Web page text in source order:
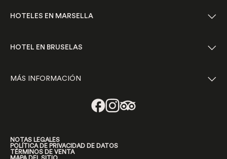
HOTELES EN MARSELLA
HOTEL EN BRUSELAS
MÁS INFORMACIÓN
NOTAS LEGALES
POLÍTICA DE PRIVACIDAD DE DATOS
TÉRMINOS DE VENTA